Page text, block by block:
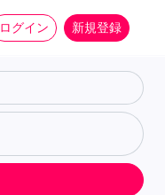
ログイン 新規登録